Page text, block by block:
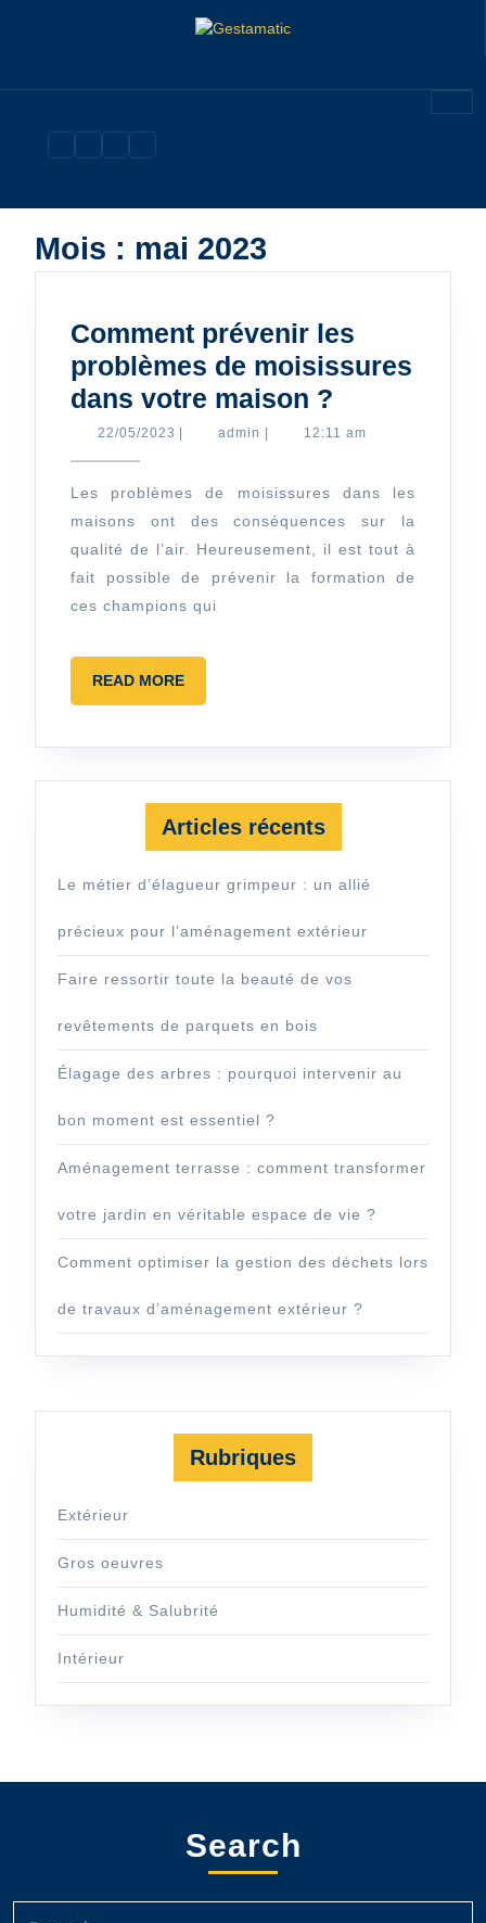
Mois : mai 2023
Comment prévenir les
problèmes de moisissures
dans votre maison ?
prévenir
problèmes
de
dans
22/05/2023 22/05/2023
| admin admin
| 12:11 am
Les problèmes de moisissures dans les
maisons ont des conséquences sur la
qualité de l’air. Heureusement, il est tout à
fait possible de prévenir la formation de
ces champions qui
READ MOREREAD
MORE
Articles récents
Le métier d’élagueur grimpeur : un allié
précieux pour l’aménagement extérieur
Faire ressortir toute la beauté de vos
revêtements de parquets en bois
Élagage des arbres : pourquoi intervenir au
bon moment est essentiel ?
Aménagement terrasse : comment transformer
votre jardin en véritable espace de vie ?
Comment optimiser la gestion des déchets lors
de travaux d’aménagement extérieur ?
Rubriques
Extérieur
Gros oeuvres
Humidité & Salubrité
Intérieur
Search